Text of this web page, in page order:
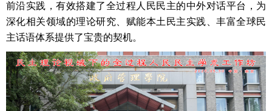
前沿实践，有效搭建了全过程人民民主的中外对话平台，为
深化相关领域的理论研究、赋能本土民主实践、丰富全球民
主话语体系提供了宝贵的契机。